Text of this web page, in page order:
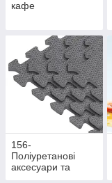
кафе
156-
Поліуретанові
аксесуари та